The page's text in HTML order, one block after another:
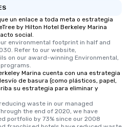
un enlace a toda meta o estrategia
by Hilton Hotel Berkeley Marina
social.
environmental footprint in half and
Refer to our website,
on our award-winning Environmental,
Marina cuenta con una estrategia
de basura (como plásticos, papel,
su estrategia para eliminar y
waste in our managed
the end of 2020, we have
portfolio by 73% since our 2008